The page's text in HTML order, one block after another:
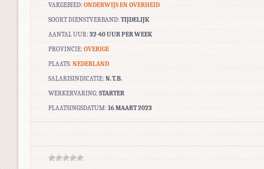
VAKGEBIED: ONDERWIJS EN OVERHEID
SOORT DIENSTVERBAND: TIJDELIJK
AANTAL UUR: 32-40 UUR PER WEEK
PROVINCIE: OVERIGE
PLAATS: NEDERLAND
SALARISINDICATIE: N.T.B.
WERKERVARING: STARTER
PLAATSINGSDATUM: 16 MAART 2023